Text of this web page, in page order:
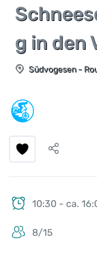
g in den
Südvogesen -
10:30 - ca.
8/15